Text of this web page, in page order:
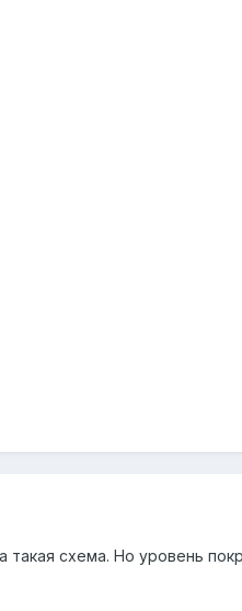
схема. Но уровень